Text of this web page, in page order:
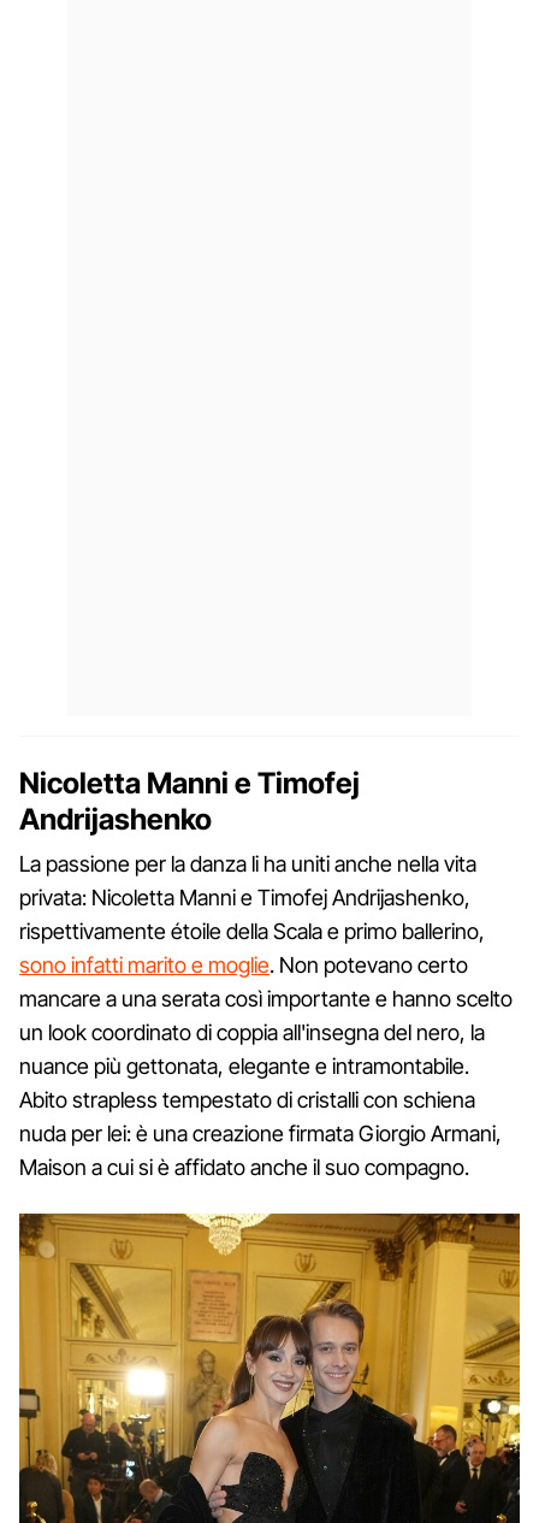
Nicoletta Manni e Timofej
Andrijashenko
La passione per la danza li ha uniti anche nella vita
privata: Nicoletta Manni e Timofej Andrijashenko,
rispettivamente étoile della Scala e primo ballerino,
sono infatti marito e moglie. Non potevano certo
mancare a una serata così importante e hanno scelto
un look coordinato di coppia all'insegna del nero, la
nuance più gettonata, elegante e intramontabile.
Abito strapless tempestato di cristalli con schiena
nuda per lei: è una creazione firmata Giorgio Armani,
Maison a cui si è affidato anche il suo compagno.